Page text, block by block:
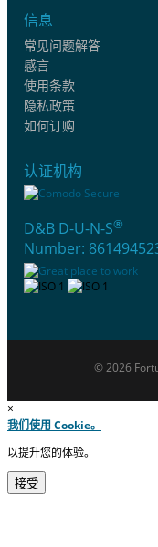
信息
常见问题解答
感言
使用条款
隐私政策
如何订购
认证机构
D&B D-U-N-S®
Number:
© 2026
×
我们使用 Cookie。
以提升您的体验。
接受